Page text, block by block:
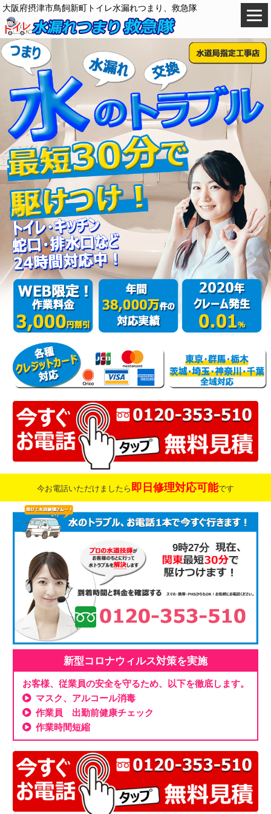
大阪府摂津市鳥飼新町トイレ水漏れつまり、救急隊
今お電話いただけましたら 即日修理対応可能です
9時27分
新型コロナウィルス対策を実施
お客様、従業員の安全を守るため、以下を徹底します。
マスク、アルコール消毒
作業員 出勤前健康チェック
作業時間短縮